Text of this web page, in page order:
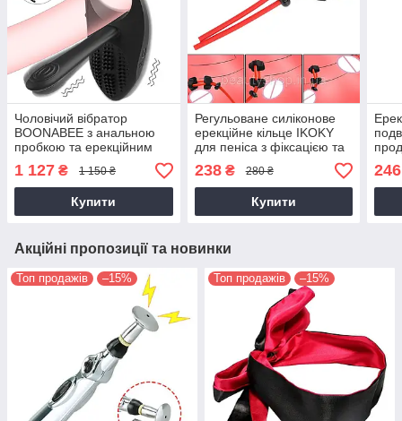
Чоловічий вібратор
BOONABEE з анальною
пробкою та ерекційним
кільцем 12 режимів
вібрації
перезаряджуваний чорний
1 127 ₴ 1 150 ₴
Купити
Регульоване силіконове
ерекційне кільце IKOKY
для пеніса з фіксацією та
посиленням ерекції
червоно-чорне
238₴ 280 ₴
Купити
Акційні пропозиції та новинки
Топ продажів –15% Топ продажів –15%